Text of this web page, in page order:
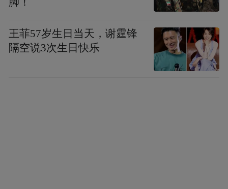
脚！
王菲57岁生日当天，谢霆锋
隔空说3次生日快乐